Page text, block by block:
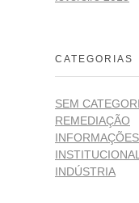
CATEGORIAS
SEM
REMEDIAÇÃO
INFORMAÇÕES
INSTITUCIONAL
INDÚSTRIA